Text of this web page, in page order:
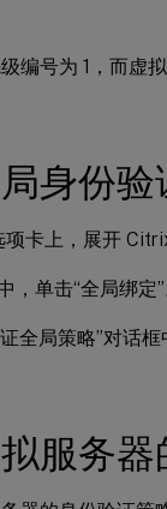
编号为 1，而虚
身份
卡上，展开
，单击“全局绑定”
全局策略”对话
服务